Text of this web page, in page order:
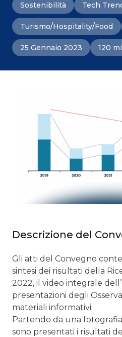
Sostenibilità Tech
Turismo/Hospitality/Food
25 Gennaio 2023 120
Descrizione del
Gli atti del Convegno
sintesi dei risultati della
2022, il video integrale
presentazioni degli
materiali informativi.
Partendo da una
sono presentati i risultati